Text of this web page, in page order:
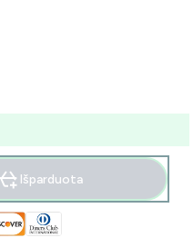
Išparduota